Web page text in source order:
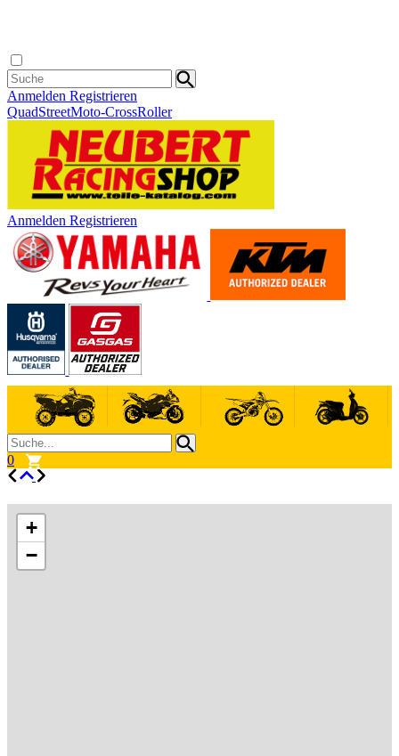
Anmelden Registrieren
QuadStreetMoto-CrossRoller
Anmelden Registrieren
0
+
−